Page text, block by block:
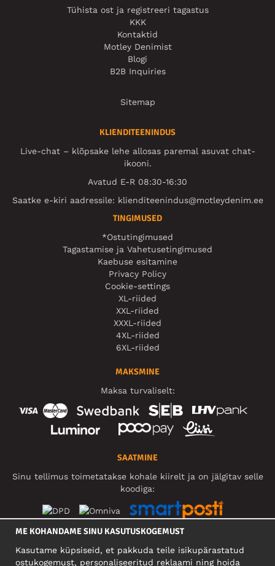
Tühista ost ja registreeri tagastus
KKK
Kontaktid
Motley Denimist
Blogi
B2B Inquiries
Sitemap
KLIENDITEENINDUS
Live-chat – klõpsake lehe allosas paremal asuvat chat-
ikooni.
Avatud E-R 08:30-16:30
Saatke e-kiri aadressile: klienditeenindus@motleydenim.ee
TINGIMUSED
*Ostutingimused
Tagastamise ja Vahetusetingimused
Kaebuse esitamine
Privacy Policy
Cookie-settings
XL-riided
XXL-riided
XXXL-riided
4XL-riided
6XL-riided
MAKSMINE
Maksa turvaliselt:
SAATMINE
Sinu tellimus toimetatakse kohale kiirelt ja on jälgitav selle
koodiga:
ME KOHANDAME SINU KASUTUSKOGEMUST
Kasutame küpsiseid, et pakkuda teile isikupärastatud
ostukogemust, personaliseeritud reklaami ning hoida